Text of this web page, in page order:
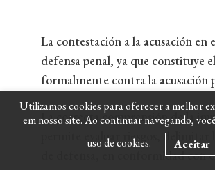
La contestación a la acusación en
defensa penal, ya que constituye
formalmente contra la acusación
La correcta comprensión de la
permite evaluar riesgos,
de defensa, en conformidad con
Utilizamos cookies para oferecer a melhor
em nosso site. Ao continuar navegando,
uso de cookies.
Aceitar